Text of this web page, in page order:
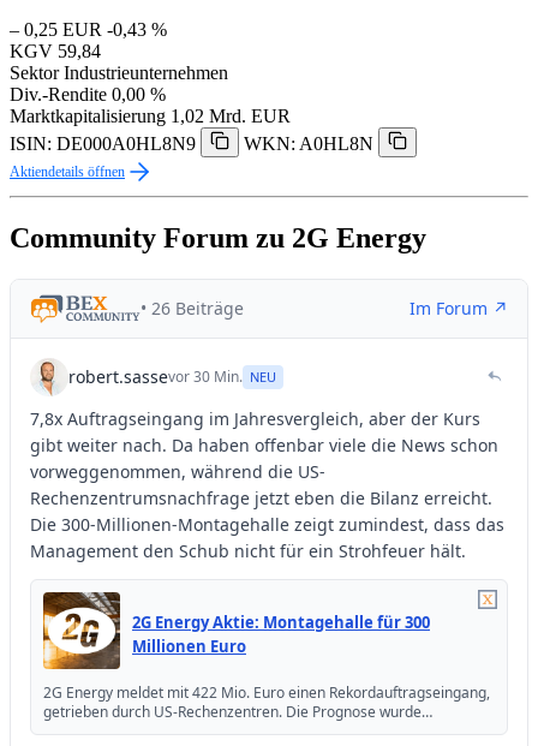
– 0,25 EUR -0,43 %
KGV 59,84
Sektor Industrieunternehmen
Div.-Rendite 0,00 %
Marktkapitalisierung 1,02 Mrd. EUR
ISIN: DE000A0HL8N9
WKN: A0HL8N
Aktiendetails öffnen
Community Forum zu 2G Energy